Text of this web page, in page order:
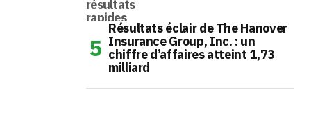
Résultats éclair de The Hanover
Insurance Group, Inc. : un
chiffre d’affaires atteint 1,73
milliard